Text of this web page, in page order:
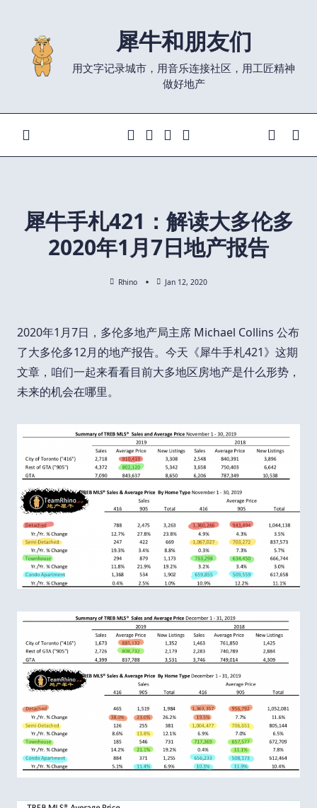
content
犀牛和朋友们
用文字记录城市，用音乐连接社区，用工匠精神
做好地产
犀牛手札421：解读大多伦多
2020年1月7日地产报告
Rhino Jan 12, 2020
2020年1月7日，多伦多地产局主席 Michael Collins 公布
了大多伦多12月的地产报告。今天《犀牛手札421》这期
文章，咱们一起来看看目前大多地区房地产是什么形势，
未来的机会在哪里。